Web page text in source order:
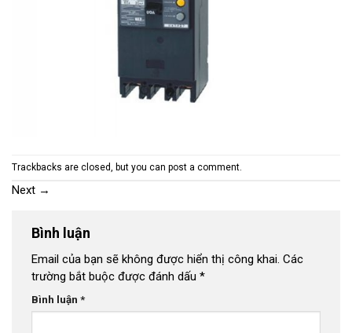
Trackbacks are closed, but you can post a comment.
Next →
Bình luận
Email của bạn sẽ không được hiển thị công khai. Các
trường bắt buộc được đánh dấu *
Bình luận *